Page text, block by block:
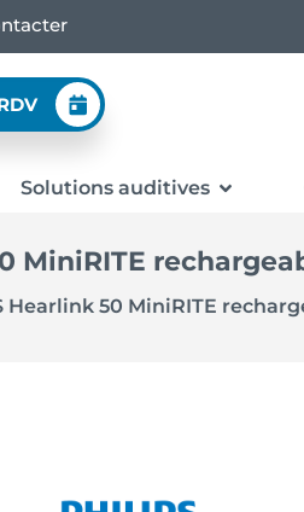
Solutions auditives
MiniRITE
Hearlink 50 MiniRITE